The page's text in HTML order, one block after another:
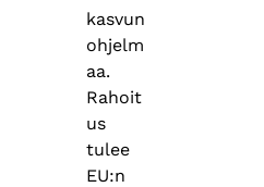
kasvun
ohjelm
aa.
Rahoit
us
tulee
EU:n